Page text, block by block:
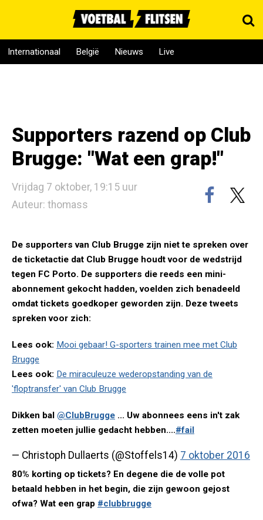
Internationaal België Nieuws Live
Supporters razend op Club
Brugge: "Wat een grap!"
Vrijdag 7 oktober, 19:15 uur
Auteur: thomass
De supporters van Club Brugge zijn niet te spreken over
de ticketactie dat Club Brugge houdt voor de wedstrijd
tegen FC Porto. De supporters die reeds een mini-
abonnement gekocht hadden, voelden zich benadeeld
omdat tickets goedkoper geworden zijn. Deze tweets
spreken voor zich:
Lees ook: Mooi gebaar! G-sporters trainen mee met Club
Brugge​
Lees ook: De miraculeuze wederopstanding van de
'floptransfer' van Club Brugge
Dikken bal @ClubBrugge ... Uw abonnees eens in't zak
zetten moeten jullie gedacht hebben....#fail
— Christoph Dullaerts (@Stoffels14) 7 oktober 2016
80% korting op tickets? En degene die de volle pot
betaald hebben in het begin, die zijn gewoon gejost
ofwa? Wat een grap #clubbrugge